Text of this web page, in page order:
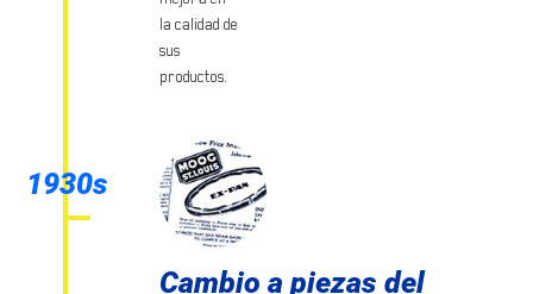
la calidad de
sus
productos.
1930s
Cambio a piezas del